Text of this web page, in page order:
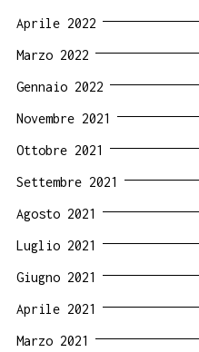
Aprile 2022
Marzo 2022
Gennaio 2022
Novembre 2021
Ottobre 2021
Settembre 2021
Agosto 2021
Luglio 2021
Giugno 2021
Aprile 2021
Marzo 2021